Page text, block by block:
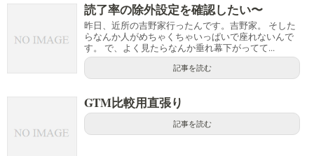
読了率の除外設定を確認したい〜
昨日、近所の吉野家行ったんです。吉野家。 そした
らなんか人がめちゃくちゃいっぱいで座れないんで
す。 で、よく見たらなんか垂れ幕下がってて...
記事を読む
GTM比較用直張り
記事を読む